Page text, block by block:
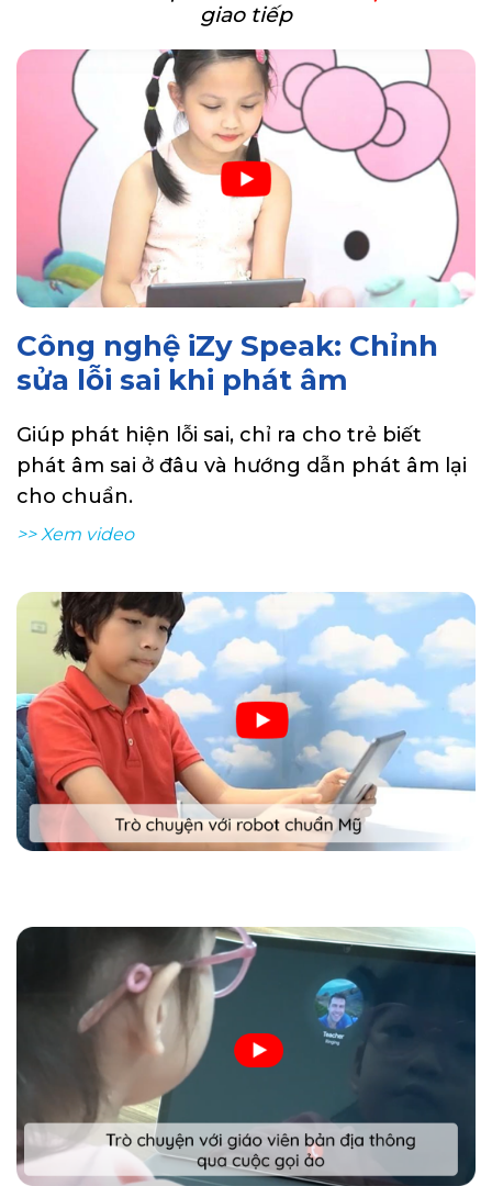
giao tiếp
Công nghệ iZy Speak: Chỉnh
sửa lỗi sai khi phát âm
Giúp phát hiện lỗi sai, chỉ ra cho trẻ biết
phát âm sai ở đâu và hướng dẫn phát âm lại
cho chuẩn.
>> Xem video